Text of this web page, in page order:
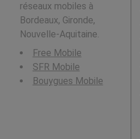
réseaux mobiles à
Bordeaux, Gironde,
Nouvelle-Aquitaine.
Free Mobile
SFR Mobile
Bouygues Mobile